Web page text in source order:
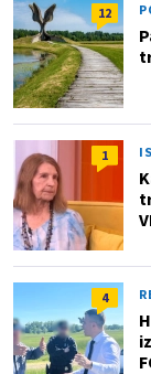
12
1
4